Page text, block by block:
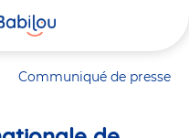
Communiqué de presse